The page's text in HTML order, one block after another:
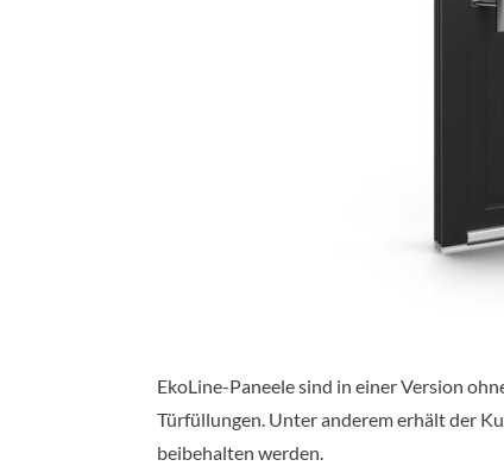
EkoLine-Paneele sind in einer Version
Türfüllungen. Unter anderem erhält der
beibehalten werden.